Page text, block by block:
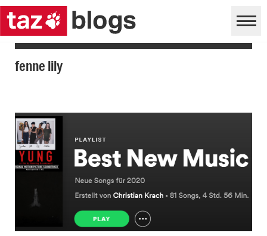
fenne lily